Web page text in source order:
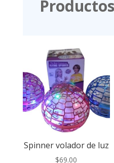
Spinner volador de luz
$69.00